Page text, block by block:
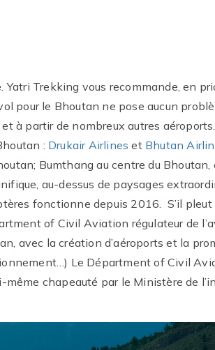
Trekking vous recommande, en
pour le Bhoutan ne pose aucun
et à partir de nombreux autres aéroports.
: Drukair Airlines et Bhutan
Bumthang au centre du Bhoutan,
au-dessus de paysages
fonctionne depuis 2016. S’il pleut
of Civil Aviation régulateur de
avec la création d’aéroports et la
Le Départment of Civil
même chapeauté par le Ministère de